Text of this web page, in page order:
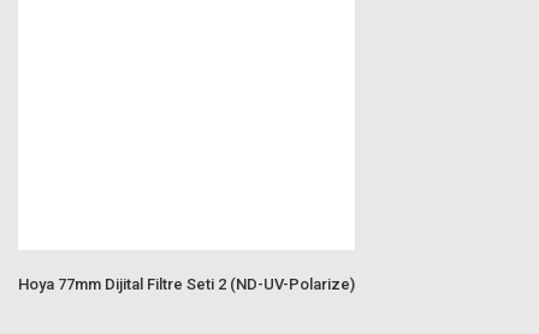
Hoya 77mm Dijital Filtre Seti 2 (ND-UV-Polarize)